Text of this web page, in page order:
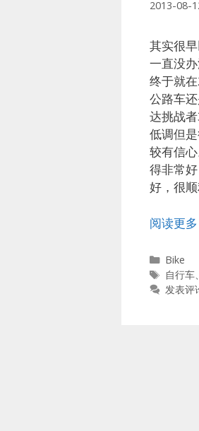
2013-08-
其实很
一直没办
终于就
公路车
达挑战
低调但
较有信
得非常
好，很
阅读更多
分
类
Bike
标
签
自行车
发表评